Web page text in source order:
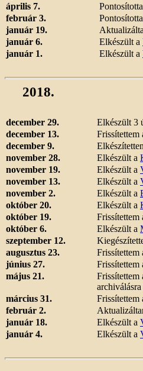
április 7.
február 3.
január 19.
január 6.
Elkészült a
január 1.
Elkészült a
2018.
december 29. Elkészült 3
december 13.
Frissítettem
december 9.
november 28.
Elkészült a
november 19.
Elkészült a
november 13.
Elkészült a
november 2.
Elkészült a
október 20.
Elkészült a
október 19.
Frissítettem
október 6.
Elkészült a
szeptember 12.
augusztus 23.
Frissítettem
június 27.
Frissítettem
május 21.
Frissítettem
március 31.
Frissítettem
február 2.
január 18.
Elkészült a
január 4.
Elkészült a